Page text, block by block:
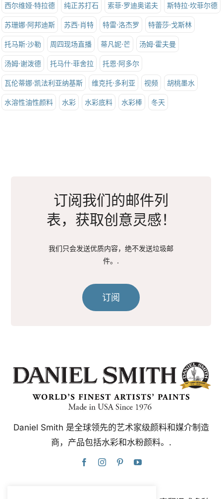
西尔维娅·特拉德 纯正苏打石 索菲·罗迪奥诺夫 斯特拉·坎菲尔德
苏珊娜·阿邦迪斯 苏西·肖特 特雷·洛杰罗 特蕾莎·戈斯林
托马斯·沙勒 周四现场直播 蒂凡妮·芒 汤姆·霍夫曼
汤姆·谢泼德 托马什·菲舍拉 托恩·阿多尔
瓦伦蒂娜·凯法利亚纳基斯 维克托·多利亚 视频 胡桃墨水
水溶性油性颜料 水彩 水彩底料 水彩棒 冬天
订阅我们的邮件列
表，获取创意灵感！
我们只会发送优质内容，绝不发送垃圾邮
件。.
订阅
Daniel Smith 是全球领先的艺术家级颜料和媒介制造
商，产品包括水彩和水粉颜料。.